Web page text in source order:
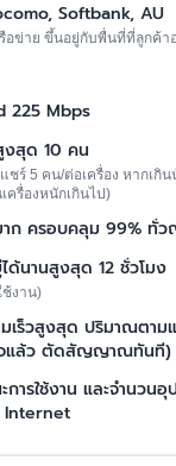
Softbank, AU
อข่าย ขึ้นอยู่กับพื่นที่ที่ลูกค้า
225 Mbps
งสุด 10 คน
ชร์ 5 คน/ต่อเครื่อง หากเกิ
ครื่องหนักเกินไป)
ครอบคลุม 99% ทั่ว
ด้นานสูงสุด 12 ชั่วโมง
งาน)
มเร็วสูงสุด ปริมาณตา
จแล้ว ตัดสัญญาณทันที)
ารใช้งาน และจำนวน
Internet